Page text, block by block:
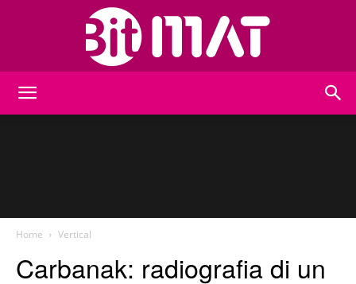
Home Vertical
Carbanak: radiografia di un